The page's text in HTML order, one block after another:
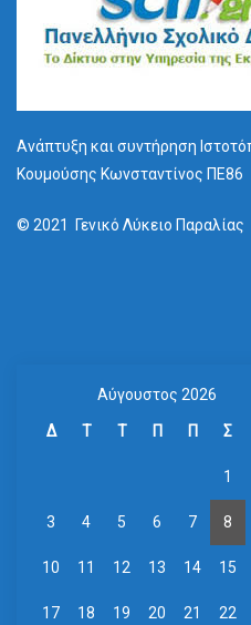
Ανάπτυξη και συντήρηση
Κουμούσης Κωνσταντίνος ΠΕ86
© 2021 Γενικό Λύκειο Παραλίας
Αύγουστος 2026
Δ Τ Τ Π Π Σ
1
3 4 5 6 7 8
10 11 12 13 14 15
17 18 19 20 21 22